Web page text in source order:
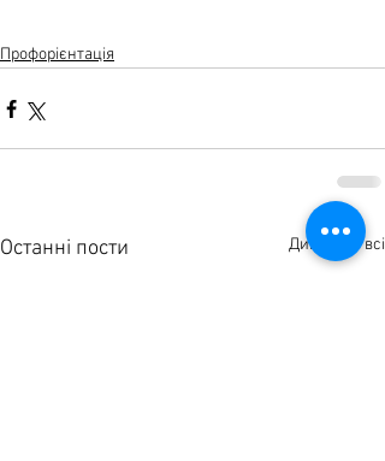
Профорієнтація
Останні пости Дивитися всі